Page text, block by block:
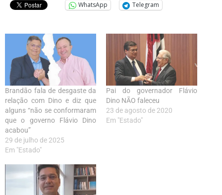
WhatsApp Telegram
Brandão fala de desgaste da
relação com Dino e diz que
alguns “não se conformaram
que o governo Flávio Dino
acabou”
29 de julho de 2025
Em "Estado"
Pai do governador Flávio
Dino NÃO faleceu
23 de agosto de 2020
Em "Estado"